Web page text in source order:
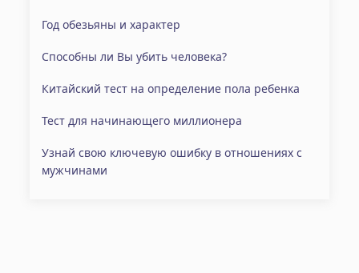
Год обезьяны и характер
Способны ли Вы убить человека?
Китайский тест на определение пола ребенка
Тест для начинающего миллионера
Узнай свою ключевую ошибку в отношениях с
мужчинами